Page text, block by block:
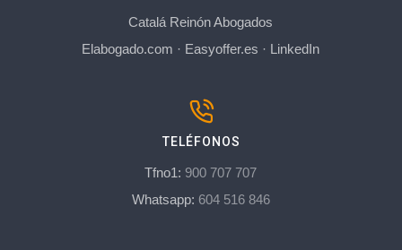
Catalá Reinón Abogados
Elabogado.com · Easyoffer.es · LinkedIn
TELÉFONOS
Tfno1: 900 707 707
Whatsapp: 604 516 846